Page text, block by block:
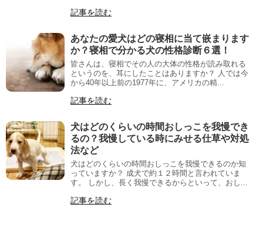
記事を読む
あなたの愛犬はどの寝相に当て嵌まります
か？寝相で分かる犬の性格診断６選！
皆さんは、寝相でその人の大体の性格が読み取れる
というのを、耳にしたことはありますか？ 人では今
から40年以上前の1977年に、アメリカの精...
記事を読む
犬はどのくらいの時間おしっこを我慢でき
るの？我慢している時にみせる仕草や対処
法など
犬はどのくらいの時間おしっこを我慢できるのか知
っていますか？ 成犬で約１２時間と言われていま
す。 しかし、長く我慢できるからといって、おし...
記事を読む